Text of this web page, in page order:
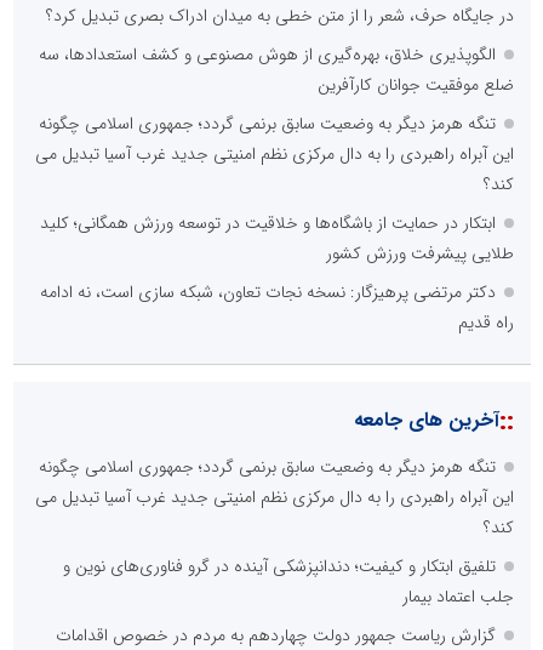
در جایگاه حرف، شعر را از متن خطی به میدان ادراک بصری تبدیل کرد؟
الگوپذیری خلاق، بهره‌گیری از هوش مصنوعی و کشف استعدادها، سه
ضلع موفقیت جوانان کارآفرین
تنگه هرمز دیگر به وضعیت سابق برنمی گردد؛ جمهوری اسلامی چگونه
این آبراه راهبردی را به دال مرکزی نظم امنیتی جدید غرب آسیا تبدیل می
کند؟
ابتکار در حمایت از باشگاه‌ها و خلاقیت در توسعه ورزش همگانی؛ کلید
طلایی پیشرفت ورزش کشور
دکتر مرتضی پرهیزگار: نسخه نجات تعاون، شبکه سازی است، نه ادامه
راه قدیم
::آخرین های جامعه
تنگه هرمز دیگر به وضعیت سابق برنمی گردد؛ جمهوری اسلامی چگونه
این آبراه راهبردی را به دال مرکزی نظم امنیتی جدید غرب آسیا تبدیل می
کند؟
تلفیق ابتکار و کیفیت؛ دندانپزشکی آینده در گرو فناوری‌های نوین و
جلب اعتماد بیمار
گزارش ریاست جمهور دولت چهاردهم به مردم در خصوص اقدامات